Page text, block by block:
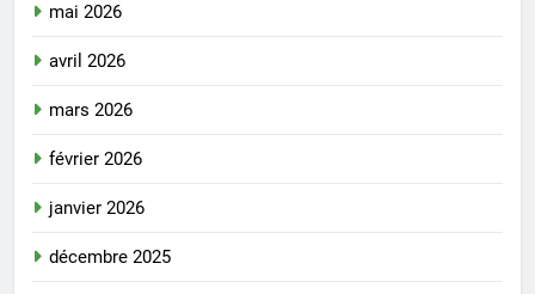
mai 2026
avril 2026
mars 2026
février 2026
janvier 2026
décembre 2025